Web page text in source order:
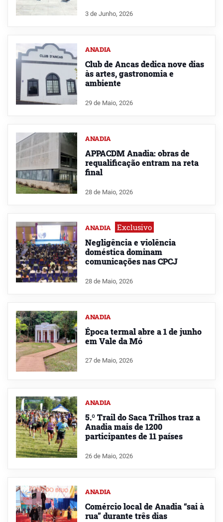
3 de Junho, 2026
ANADIA
Club de Ancas dedica nove dias
às artes, gastronomia e
ambiente
29 de Maio, 2026
ANADIA
APPACDM Anadia: obras de
requalificação entram na reta
final
28 de Maio, 2026
ANADIA Exclusivo
Negligência e violência
doméstica dominam
comunicações nas CPCJ
28 de Maio, 2026
ANADIA
Época termal abre a 1 de junho
em Vale da Mó
27 de Maio, 2026
ANADIA
5.º Trail do Saca Trilhos traz a
Anadia mais de 1200
participantes de 11 países
26 de Maio, 2026
ANADIA
Comércio local de Anadia “sai à
rua” durante três dias